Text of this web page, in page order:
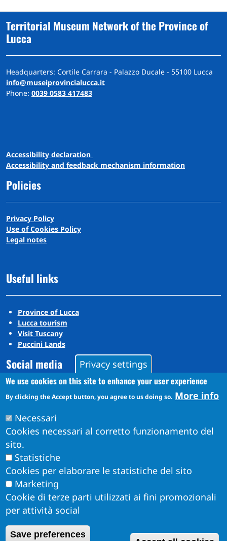
Territorial Museum Network of the Province of
Lucca
Headquarters: Cortile Carrara - Palazzo Ducale - 55100 Lucca
info@museiprovincialucca.it
Phone: 0039 0583 417483
Accessibility declaration
Accessibility and feedback mechanism information
Policies
Privacy Policy
Use of Cookies Policy
Legal notes
Useful links
Province of Lucca
Lucca tourism
Visit Tuscany
Puccini Lands
Social media
Instagram
Obiettivi di Accessibilità per l'anno 2026
Privacy settings
We use cookies on this site to enhance your user experience
By clicking the Accept button, you agree to us doing so. More info
Necessari
Cookies necessari al corretto funzionamento del
sito.
Statistiche
Cookies per elaborare le statistiche del sito
Marketing
Cookie di terze parti utilizzati ai fini promozionali
per attività social
Save preferences